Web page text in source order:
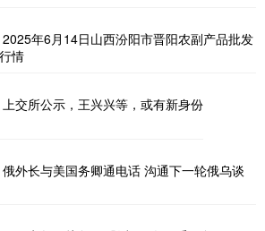
年6月14日山西汾阳市晋阳农副产品批发
情
交所公示，王兴兴等，或有新身份
外长与美国务卿通电话 沟通下一轮俄乌谈